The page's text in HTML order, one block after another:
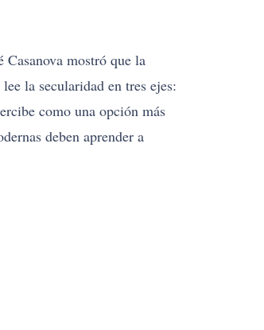
Casanova mostró que la
la secularidad en tres ejes:
como una opción más
deben aprender a